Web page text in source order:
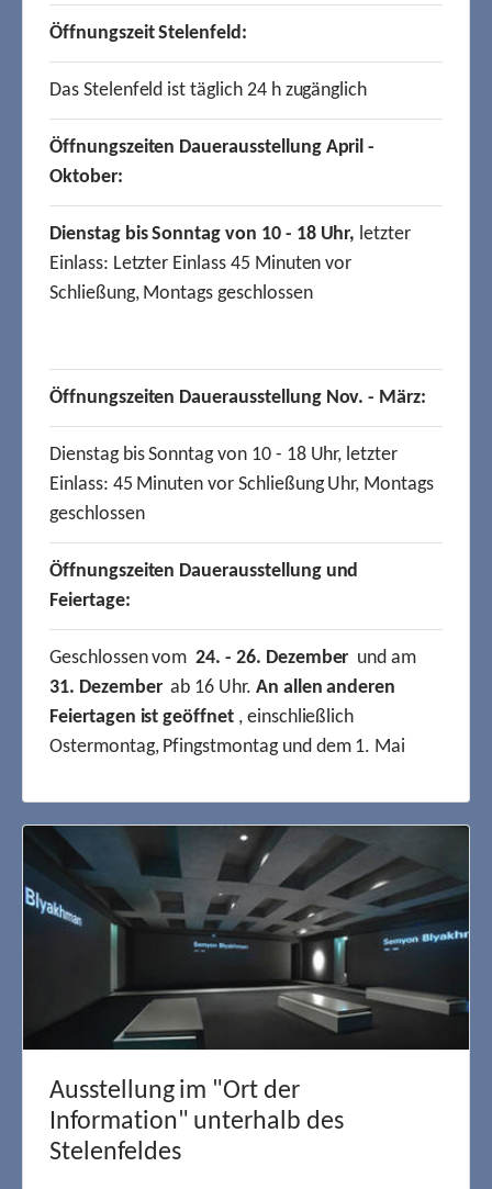
Ausstellung im "Ort der
Information" unterhalb des
Stelenfeldes
Öffnungszeit Stelenfeld:
Das Stelenfeld ist täglich 24 h zugänglich
Öffnungszeiten Dauerausstellung April -
Oktober:
Dienstag bis Sonntag von 10 - 18 Uhr, letzter
Einlass: Letzter Einlass 45 Minuten vor
Schließung, Montags geschlossen
Öffnungszeiten Dauerausstellung Nov. - März:
Dienstag bis Sonntag von 10 - 18 Uhr, letzter
Einlass: 45 Minuten vor Schließung Uhr, Montags
geschlossen
Öffnungszeiten Dauerausstellung und
Feiertage:
Geschlossen vom24. - 26. Dezember und am
31. Dezemberab 16 Uhr. An allen anderen
Feiertagen ist geöffnet, einschließlich
Ostermontag, Pfingstmontag und dem 1. Mai